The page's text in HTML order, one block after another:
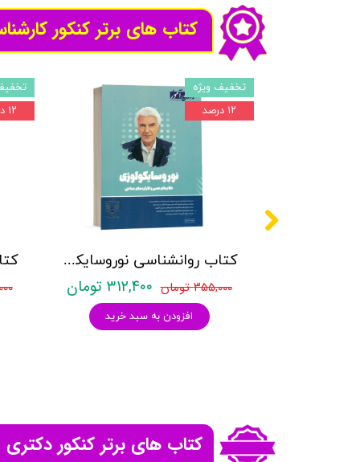
۱۲ درصد
کتاب روانشناسی نوروسایکولوژی نشر روان آموز حمیده نامداری
۳۵۵,۰۰۰ تومان ۳۱۲,۴۰۰ تومان
افزودن به سبد خرید
تخفیف ویژه
۱۲ درصد
کتاب های برتر کنکور
کتاب های برتر کنکور دکتری